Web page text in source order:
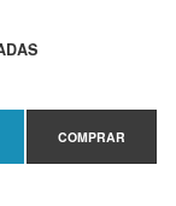
COMPRAR